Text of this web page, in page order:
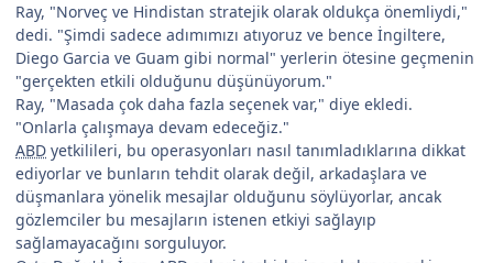
Ray, "Norveç ve Hindistan stratejik olarak oldukça önemliydi,"
dedi. "Şimdi sadece adımımızı atıyoruz ve bence İngiltere,
Diego Garcia ve Guam gibi normal" yerlerin ötesine geçmenin
"gerçekten etkili olduğunu düşünüyorum."
Ray, "Masada çok daha fazla seçenek var," diye ekledi.
"Onlarla çalışmaya devam edeceğiz."
ABD yetkilileri, bu operasyonları nasıl tanımladıklarına dikkat
ediyorlar ve bunların tehdit olarak değil, arkadaşlara ve
düşmanlara yönelik mesajlar olduğunu söylüyorlar, ancak
gözlemciler bu mesajların istenen etkiyi sağlayıp
sağlamayacağını sorguluyor.